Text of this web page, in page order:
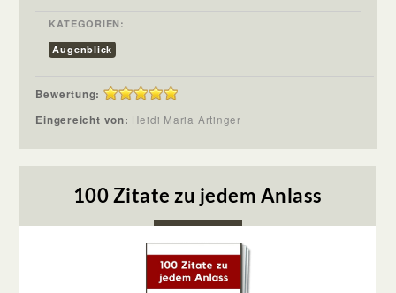
KATEGORIEN:
Augenblick
Bewertung:
Eingereicht von: Heidi Maria Artinger